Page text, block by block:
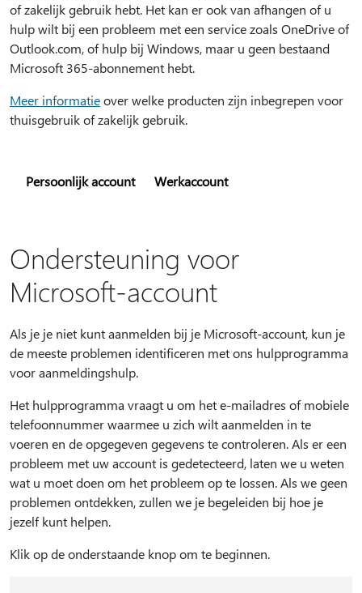
of zakelijk gebruik hebt. Het kan er ook van afhangen of u
hulp wilt bij een probleem met een service zoals OneDrive of
Outlook.com, of hulp bij Windows, maar u geen bestaand
Microsoft 365-abonnement hebt.
Meer informatieover welke producten zijn inbegrepen voor
thuisgebruik of zakelijk gebruik.
Persoonlijk account Werkaccount
Ondersteuning voor
Microsoft-account
Als je je niet kunt aanmelden bij je Microsoft-account, kun je
de meeste problemen identificeren met ons hulpprogramma
voor aanmeldingshulp.
Het hulpprogramma vraagt u om het e-mailadres of mobiele
telefoonnummer waarmee u zich wilt aanmelden in te
voeren en de opgegeven gegevens te controleren. Als er een
probleem met uw account is gedetecteerd, laten we u weten
wat u moet doen om het probleem op te lossen. Als we geen
problemen ontdekken, zullen we je begeleiden bij hoe je
jezelf kunt helpen.
Klik op de onderstaande knop om te beginnen.